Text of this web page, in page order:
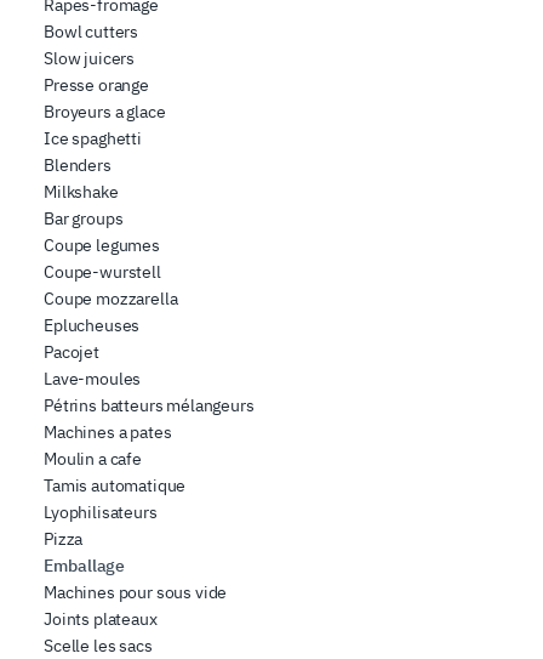
Bowl cutters
Slow juicers
Presse orange
Broyeurs a glace
Ice spaghetti
Blenders
Milkshake
Bar groups
Coupe legumes
Coupe-wurstell
Coupe mozzarella
Eplucheuses
Pacojet
Lave-moules
Pétrins batteurs mélangeurs
Machines a pates
Moulin a cafe
Tamis automatique
Lyophilisateurs
Pizza
Emballage
Machines pour sous vide
Joints plateaux
Scelle les sacs